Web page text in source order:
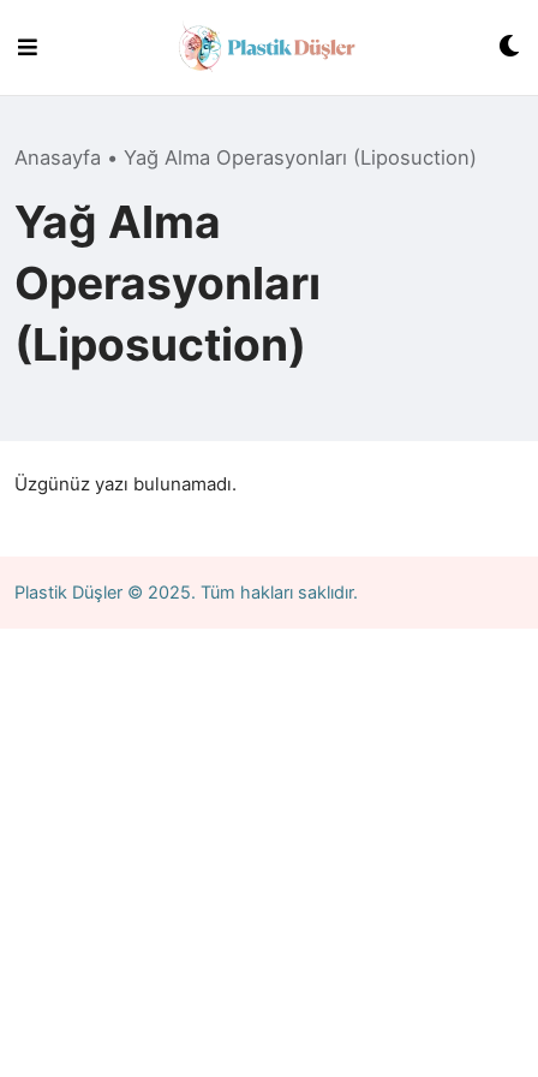
content
Anasayfa • Yağ Alma Operasyonları (Liposuction)
Yağ Alma
Operasyonları
(Liposuction)
Üzgünüz yazı bulunamadı.
Plastik Düşler © 2025. Tüm hakları saklıdır.